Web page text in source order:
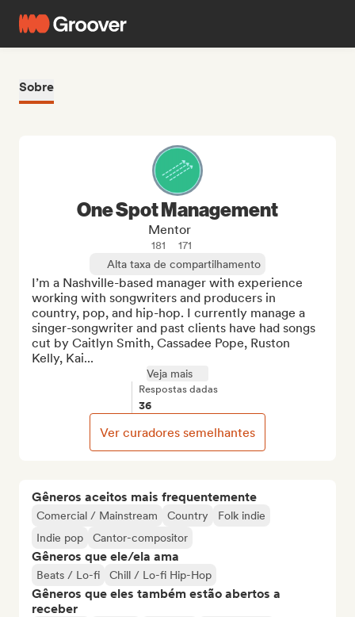
Sobre
Gêneros aceitos mais frequentemente
Comercial / Mainstream Country
Folk indie
Indie pop
Cantor-compositor
Gêneros que ele/ela ama
Beats / Lo-fi Chill / Lo-fi Hip-Hop
Gêneros que eles também estão abertos a
receber
One Spot Management
Mentor
181
171
Alta taxa de compartilhamento
I’m a Nashville-based manager with experience
working with songwriters and producers in
country, pop, and hip-hop. I currently manage a
singer-songwriter and past clients have had songs
cut by Caitlyn Smith, Cassadee Pope, Ruston
Kelly, Kai...
Veja mais
Respostas dadas
36
Ver curadores semelhantes